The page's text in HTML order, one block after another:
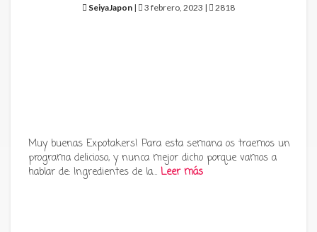
SeiyaJapon | 3 febrero, 2023 | 2818
Muy buenas Expotakers! Para esta semana os traemos un
programa delicioso, y nunca mejor dicho porque vamos a
hablar de: Ingredientes de la… Leer más